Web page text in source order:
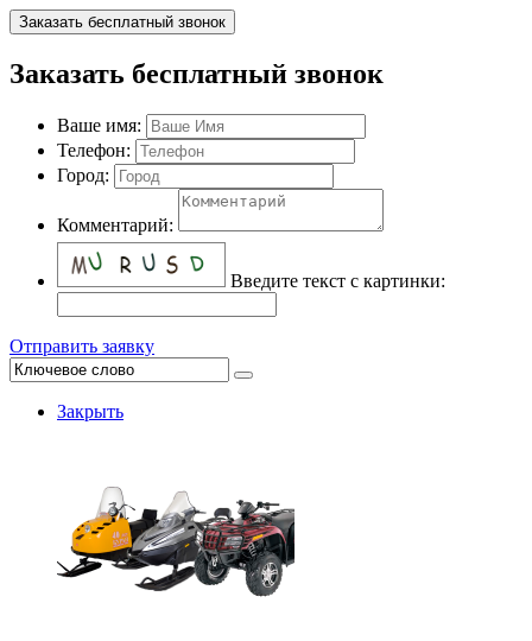
Заказать бесплатный звонок
Заказать бесплатный звонок
Ваше имя:
Телефон:
Город:
Комментарий:
Введите текст с картинки:
Отправить заявку
Закрыть